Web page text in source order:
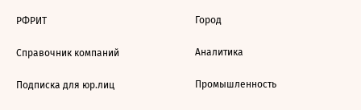
РФРИТ
Справочник компаний
Подписка для юр.лиц
Город
Аналитика
Промышленность